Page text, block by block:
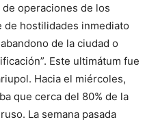
operaciones de los
de hostilidades inmediato
de la ciudad o
Este ultimátum fue
Hacia el miércoles,
que cerca del 80% de la
La semana pasada